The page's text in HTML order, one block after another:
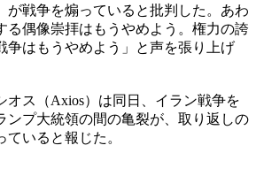
が戦争を煽っていると批判した。あわ
る偶像崇拝はもうやめよう。権力の誇
争はもうやめよう」と声を張り上げ
オス（Axios）は同日、イラン戦争を
ンプ大統領の間の亀裂が、取り返しの
いると報じた。